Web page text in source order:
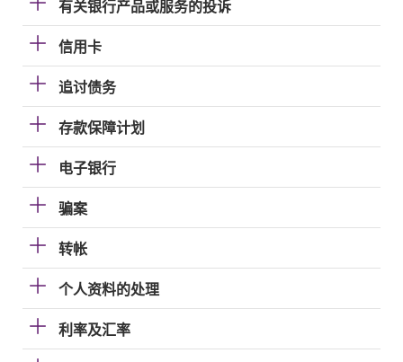
有关银行产品或服务的投诉
信用卡
追讨债务
存款保障计划
电子银行
骗案
转帐
个人资料的处理
利率及汇率